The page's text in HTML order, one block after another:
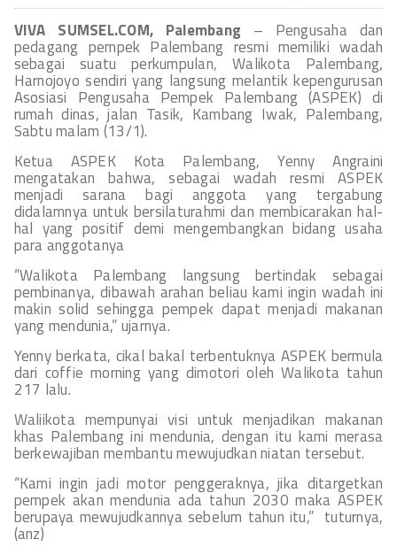
VIVA SUMSEL.COM, Palembang – Pengusaha dan
pedagang pempek Palembang resmi memiliki wadah
sebagai suatu perkumpulan, Walikota Palembang,
Harnojoyo sendiri yang langsung melantik kepengurusan
Asosiasi Pengusaha Pempek Palembang (ASPEK) di
rumah dinas, jalan Tasik, Kambang Iwak, Palembang,
Sabtu malam (13/1).
Ketua ASPEK Kota Palembang, Yenny Angraini
mengatakan bahwa, sebagai wadah resmi ASPEK
menjadi sarana bagi anggota yang tergabung
didalamnya untuk bersilaturahmi dan membicarakan hal-
hal yang positif demi mengembangkan bidang usaha
para anggotanya
“Walikota Palembang langsung bertindak sebagai
pembinanya, dibawah arahan beliau kami ingin wadah ini
makin solid sehingga pempek dapat menjadi makanan
yang mendunia,” ujarnya.
Yenny berkata, cikal bakal terbentuknya ASPEK bermula
dari coffie morning yang dimotori oleh Walikota tahun
217 lalu.
Waliikota mempunyai visi untuk menjadikan makanan
khas Palembang ini mendunia, dengan itu kami merasa
berkewajiban membantu mewujudkan niatan tersebut.
“Kami ingin jadi motor penggeraknya, jika ditargetkan
pempek akan mendunia ada tahun 2030 maka ASPEK
berupaya mewujudkannya sebelum tahun itu,” tuturnya,
(anz)